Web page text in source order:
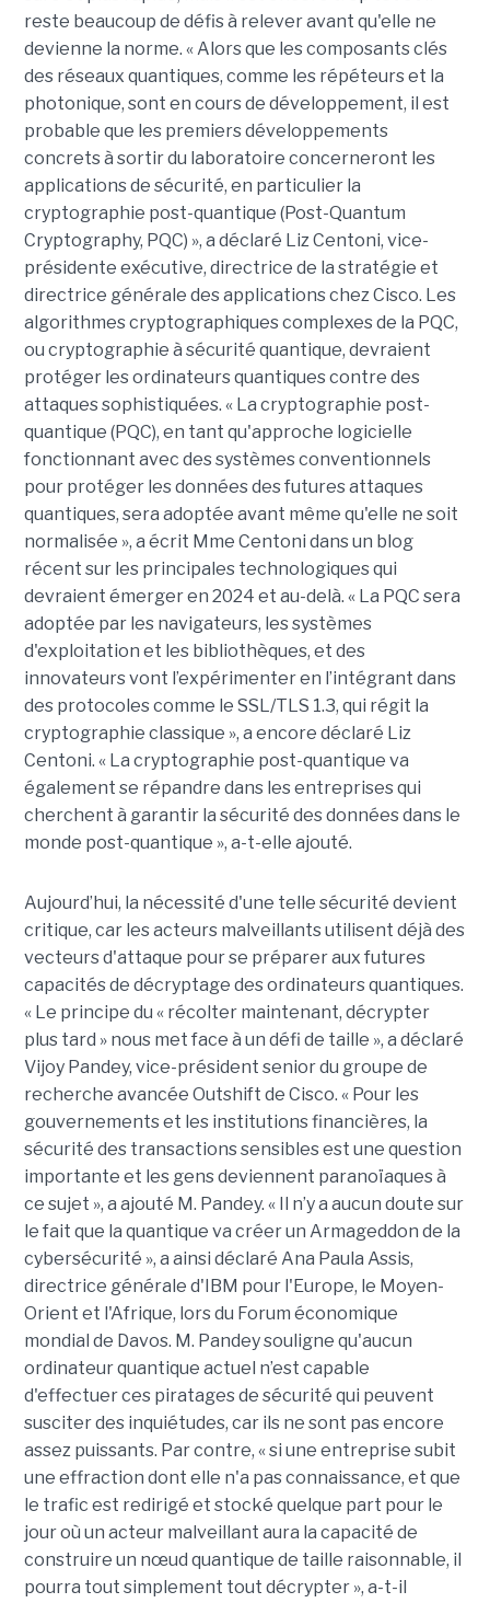
reste beaucoup de défis à relever avant qu'elle ne
devienne la norme. « Alors que les composants clés
des réseaux quantiques, comme les répéteurs et la
photonique, sont en cours de développement, il est
probable que les premiers développements
concrets à sortir du laboratoire concerneront les
applications de sécurité, en particulier la
cryptographie post-quantique (Post-Quantum
Cryptography, PQC) », a déclaré Liz Centoni, vice-
présidente exécutive, directrice de la stratégie et
directrice générale des applications chez Cisco. Les
algorithmes cryptographiques complexes de la PQC,
ou cryptographie à sécurité quantique, devraient
protéger les ordinateurs quantiques contre des
attaques sophistiquées. « La cryptographie post-
quantique (PQC), en tant qu'approche logicielle
fonctionnant avec des systèmes conventionnels
pour protéger les données des futures attaques
quantiques, sera adoptée avant même qu'elle ne soit
normalisée », a écrit Mme Centoni dans un blog
récent sur les principales technologiques qui
devraient émerger en 2024 et au-delà. « La PQC sera
adoptée par les navigateurs, les systèmes
d'exploitation et les bibliothèques, et des
innovateurs vont l’expérimenter en l’intégrant dans
des protocoles comme le SSL/TLS 1.3, qui régit la
cryptographie classique », a encore déclaré Liz
Centoni. « La cryptographie post-quantique va
également se répandre dans les entreprises qui
cherchent à garantir la sécurité des données dans le
monde post-quantique », a-t-elle ajouté.
Aujourd’hui, la nécessité d'une telle sécurité devient
critique, car les acteurs malveillants utilisent déjà des
vecteurs d'attaque pour se préparer aux futures
capacités de décryptage des ordinateurs quantiques.
« Le principe du « récolter maintenant, décrypter
plus tard » nous met face à un défi de taille », a déclaré
Vijoy Pandey, vice-président senior du groupe de
recherche avancée Outshift de Cisco. « Pour les
gouvernements et les institutions financières, la
sécurité des transactions sensibles est une question
importante et les gens deviennent paranoïaques à
ce sujet », a ajouté M. Pandey. « Il n’y a aucun doute sur
le fait que la quantique va créer un Armageddon de la
cybersécurité », a ainsi déclaré Ana Paula Assis,
directrice générale d'IBM pour l'Europe, le Moyen-
Orient et l'Afrique, lors du Forum économique
mondial de Davos. M. Pandey souligne qu'aucun
ordinateur quantique actuel n’est capable
d'effectuer ces piratages de sécurité qui peuvent
susciter des inquiétudes, car ils ne sont pas encore
assez puissants. Par contre, « si une entreprise subit
une effraction dont elle n'a pas connaissance, et que
le trafic est redirigé et stocké quelque part pour le
jour où un acteur malveillant aura la capacité de
construire un nœud quantique de taille raisonnable, il
pourra tout simplement tout décrypter », a-t-il